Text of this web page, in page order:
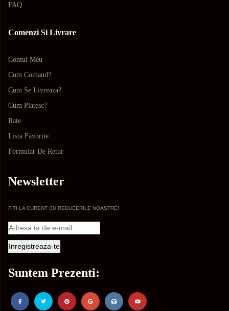
FAQ
Comenzi Si Livrare
Contul Meu
Cum Comand?
Cum Se Livreaza?
Cum Platesc?
Rate
Lista Favorite
Formular De Retur
Newsletter
FITI LA CURENT CU REDUCERILE NOASTRE!
Suntem Prezenti: